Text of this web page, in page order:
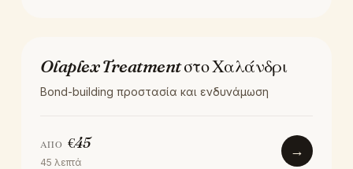
ΘΕΡΑΠΕΊΑ
Olaplex Treatment στο Χαλάνδρι
Bond-building προστασία και ενδυνάμωση
ΑΠΌ €45
45 λεπτά
→